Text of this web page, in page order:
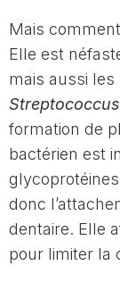
Mais comment
Elle est
mais aussi
formation de
bactérien est
donc
dentaire. Elle
pour limiter la